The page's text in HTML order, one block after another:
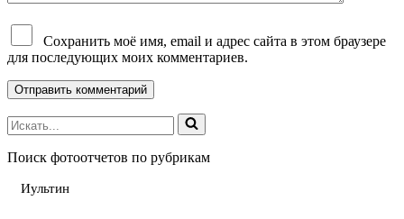
Сохранить моё имя, email и адрес сайта в этом браузере
для последующих моих комментариев.
Поиск фотоотчетов по рубрикам
Иультин